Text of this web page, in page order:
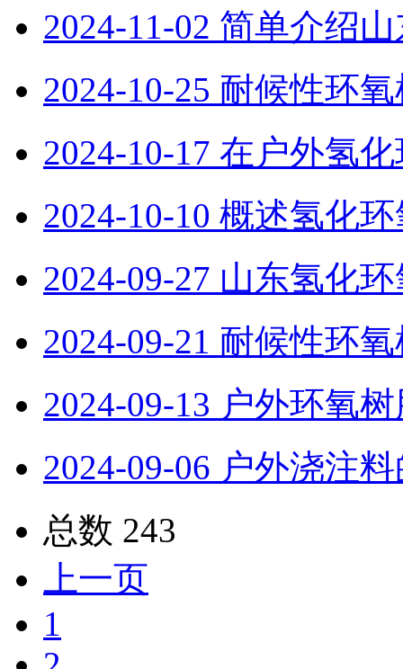
2024-11-02 简单介绍
2024-10-25 耐候性环
2024-10-17 在户外‌氢
2024-10-10 概述氢化
2024-09-27 山东氢化
2024-09-21 耐候性环
2024-09-13 户外环氧
2024-09-06 户外浇注
总数 243
上一页
1